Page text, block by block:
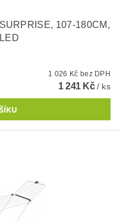
107-180CM,
1 026 Kč bez DPH
1 241 Kč/ ks